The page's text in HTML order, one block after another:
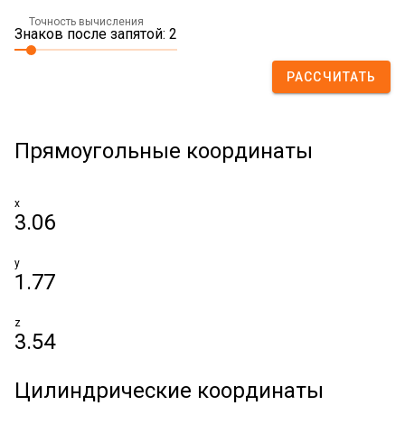
Точность вычисления
Знаков после запятой: 2
РАССЧИТАТЬ
Прямоугольные координаты
x
3.06
y
1.77
z
3.54
Цилиндрические координаты